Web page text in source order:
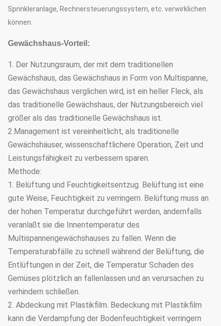
Sprinkleranlage, Rechnersteuerungssystem, etc. verwirklichen
können.
Gewächshaus-Vorteil:
1. Der Nutzungsraum, der mit dem traditionellen
Gewächshaus, das Gewächshaus in Form von Multispanne,
das Gewächshaus verglichen wird, ist ein heller Fleck, als
das traditionelle Gewächshaus, der Nutzungsbereich viel
größer als das traditionelle Gewächshaus ist.
2.Management ist vereinheitlicht, als traditionelle
Gewächshäuser, wissenschaftlichere Operation, Zeit und
Leistungsfähigkeit zu verbessern sparen.
Methode:
1. Belüftung und Feuchtigkeitsentzug. Belüftung ist eine
gute Weise, Feuchtigkeit zu verringern. Belüftung muss an
der hohen Temperatur durchgeführt werden, andernfalls
veranlaßt sie die Innentemperatur des
Multispannengewächshauses zu fallen. Wenn die
Temperaturabfälle zu schnell während der Belüftung, die
Entlüftungen in der Zeit, die Temperatur Schaden des
Gemüses plötzlich an fallenlassen und an verursachen zu
verhindern schließen.
2. Abdeckung mit Plastikfilm. Bedeckung mit Plastikfilm
kann die Verdampfung der Bodenfeuchtigkeit verringern